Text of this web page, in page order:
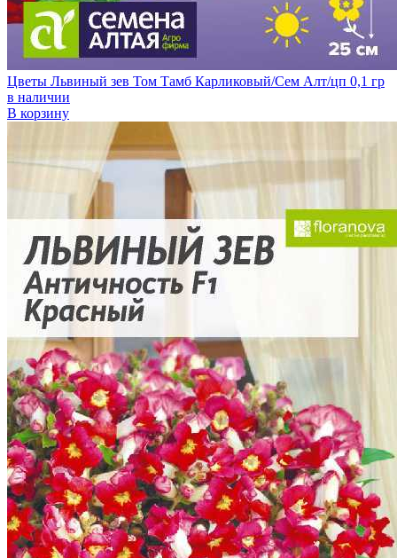
Цветы Львиный зев Том Тамб Карликовый/Сем Алт/цп 0,1 гр
в наличии
В корзину